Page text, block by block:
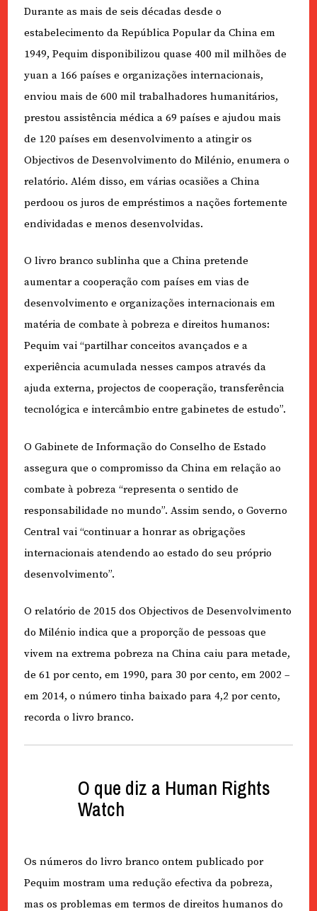
Durante as mais de seis décadas desde o
estabelecimento da República Popular da China em
1949, Pequim disponibilizou quase 400 mil milhões de
yuan a 166 países e organizações internacionais,
enviou mais de 600 mil trabalhadores humanitários,
prestou assistência médica a 69 países e ajudou mais
de 120 países em desenvolvimento a atingir os
Objectivos de Desenvolvimento do Milénio, enumera o
relatório. Além disso, em várias ocasiões a China
perdoou os juros de empréstimos a nações fortemente
endividadas e menos desenvolvidas.
O livro branco sublinha que a China pretende
aumentar a cooperação com países em vias de
desenvolvimento e organizações internacionais em
matéria de combate à pobreza e direitos humanos:
Pequim vai “partilhar conceitos avançados e a
experiência acumulada nesses campos através da
ajuda externa, projectos de cooperação, transferência
tecnológica e intercâmbio entre gabinetes de estudo”.
O Gabinete de Informação do Conselho de Estado
assegura que o compromisso da China em relação ao
combate à pobreza “representa o sentido de
responsabilidade no mundo”. Assim sendo, o Governo
Central vai “continuar a honrar as obrigações
internacionais atendendo ao estado do seu próprio
desenvolvimento”.
O relatório de 2015 dos Objectivos de Desenvolvimento
do Milénio indica que a proporção de pessoas que
vivem na extrema pobreza na China caiu para metade,
de 61 por cento, em 1990, para 30 por cento, em 2002 –
em 2014, o número tinha baixado para 4,2 por cento,
recorda o livro branco.
O que diz a Human Rights
Watch
Os números do livro branco ontem publicado por
Pequim mostram uma redução efectiva da pobreza,
mas os problemas em termos de direitos humanos do